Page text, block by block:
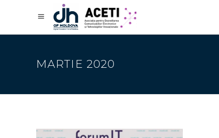
MARTIE 2020